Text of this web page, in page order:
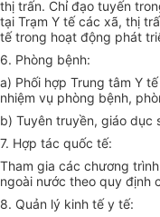
thị trấn. Chỉ đạo tuyến
tại Trạm Y tế các xã, thị
tế trong hoạt động phát
6. Phòng bệnh:
a) Phối hợp Trung tâm Y
nhiệm vụ phòng bệnh,
b) Tuyên truyền, giáo dục
7. Hợp tác quốc tế:
Tham gia các chương
ngoài nước theo quy định
8. Quản lý kinh tế y tế: